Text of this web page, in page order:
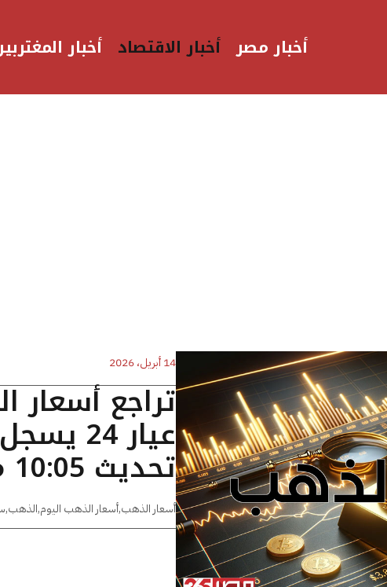
أخبار مصر أخبار الاقتصاد أخبار
14 أبريل، 2026
تراجع
تحديث 10:05 مساءًا
أسعار الذهب,أسعار الذهب اليوم,الذهب,